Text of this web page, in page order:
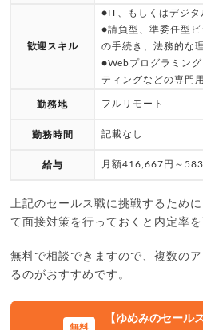
歓迎スキル
●IT、もしくはデジ
●請負型、準委任型
の手続き、法務的な
●Webプログラミン
ティングなどの専門
勤務地 フルリモート
勤務時間 記載なし
給与 月額416,667円～
上記のセールス職に挑戦するため
て面接対策を行っておくと内定率
無料で相談できますので、複数の
るのがおすすめです。
【ゆめみのセール